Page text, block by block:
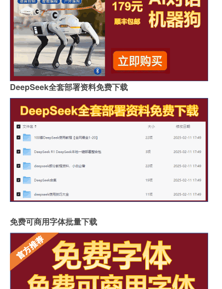
DeepSeek全套部署资料免费下载
免费可商用字体批量下载